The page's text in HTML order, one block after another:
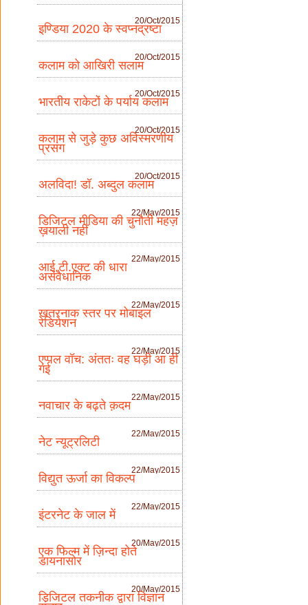
20/Oct/2015
इण्डिया 2020 के स्वप्नद्रष्टा
20/Oct/2015
कलाम को आखिरी सलाम
20/Oct/2015
भारतीय राकेटों के पर्याय कलाम
20/Oct/2015
कलाम से जुड़े कुछ अविस्मरणीय
प्रसंग
20/Oct/2015
अलविदा! डॉ. अब्दुल कलाम
22/May/2015
डिजिटल मीडिया की चुनौती महज़
ख़याली नहीं
22/May/2015
आई.टी.एक्ट की धारा
असंवैधानिक
22/May/2015
खतरनाक स्तर पर मोबाइल
रेडियेशन
22/May/2015
एप्पल वॉच: अंततः वह घड़ी आ ही
गई
22/May/2015
नवाचार के बढ़ते क़दम
22/May/2015
नेट न्यूट्रलिटी
22/May/2015
विद्युत ऊर्जा का विकल्प
22/May/2015
इंटरनेट के जाल में
20/May/2015
एक फिल्म में ज़िन्दा होते
डायनासोर
20/May/2015
डिजिटल तकनीक द्वारा विज्ञान